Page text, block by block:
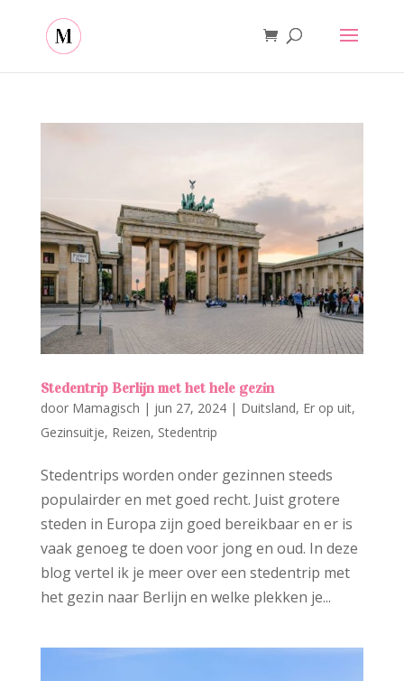
Stedentrip Berlijn met het hele gezin
door Mamagisch | jun 27, 2024| Duitsland, Er op uit,
Gezinsuitje, Reizen, Stedentrip
Stedentrips worden onder gezinnen steeds
populairder en met goed recht. Juist grotere
steden in Europa zijn goed bereikbaar en er is
vaak genoeg te doen voor jong en oud. In deze
blog vertel ik je meer over een stedentrip met
het gezin naar Berlijn en welke plekken je...